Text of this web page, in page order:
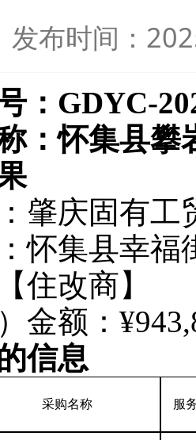
发布时间：
： GDYC-
：怀集县攀
肇庆固有工
怀集县幸福
住改商】
金额：
信息
采购名称 服